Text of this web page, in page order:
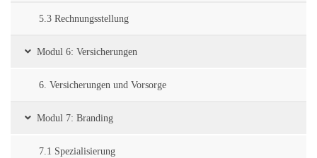
5.3 Rechnungsstellung
Modul 6: Versicherungen
6. Versicherungen und Vorsorge
Modul 7: Branding
7.1 Spezialisierung